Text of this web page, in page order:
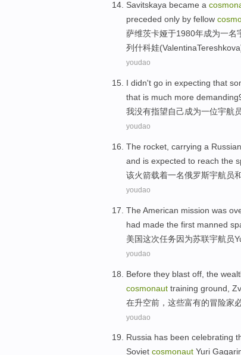
Savitskaya became a
preceded only by fellow
萨维茨卡娅于1980年成为一名
列什科娃(ValentinaTereshkova
youdao
I didn't go in expecting that
that is much more
我没有指望自己成为一位宇航
youdao
The rocket carrying a Russian
and is expected to reach the
该火箭载着一名俄罗斯宇航员
youdao
The American mission was
had made the first manned
美国这次任务因为苏联宇航员
youdao
Before they blast off, the
cosmonaut training ground,
在升空前 ， 这些富有的冒险家
youdao
Russia has been celebrating
Soviet cosmonaut Yuri